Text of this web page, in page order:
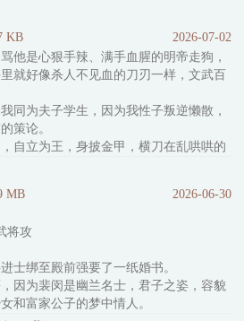
字，是村里最出众的小哥儿。人人都说
镇上富贵人家的公子哥儿。
，都差点让说媒的给踏平了。一直拖了
就是同村的秦文。秦文是秦家独
KB
2026-07-02
他是心狠手辣、满手血腥的明帝走狗，
就好像杀人不见血的刀刃一样，文武百
同为夫子学生，因为我性子叛逆懒散，
策论。
自立为王，身披金甲，横刀在乱哄哄的
。
不弯，明明是被人戳着脊梁骨骂的权宦
血的玉鹤。
一抹最秾艳的血。
力排
MB
2026-06-30
将攻
士绑至殿前强要了一纸婚书。
因为裴闵是幽兰名士，君子之姿，容貌
和富家公子的梦中情人。